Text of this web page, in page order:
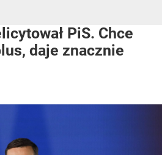
PiS. Chce
daje znacznie